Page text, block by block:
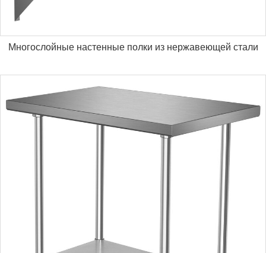
Многослойные настенные полки из нержавеющей стали